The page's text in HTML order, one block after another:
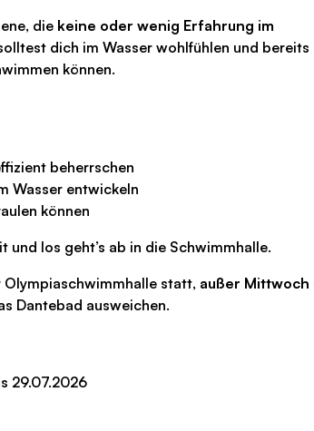
die keine oder wenig Erfahrung im
dich im Wasser wohlfühlen und bereits
können.
beherrschen
Wasser entwickeln
können
und los geht’s ab in die Schwimmhalle.
statt, außer Mittwoch
Dantebad ausweichen.
29.07.2026